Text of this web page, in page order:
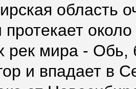
область
протекает
рек мира - Обь,
и впадает в